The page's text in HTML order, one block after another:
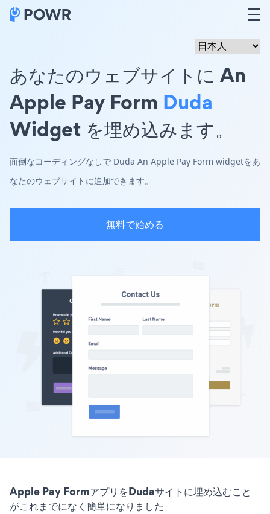
あなたのウェブサイトに An
Apple Pay Form Duda
Widget を埋め込みます。
面倒なコーディングなしで Duda An Apple Pay Form widgetをあ
なたのウェブサイトに追加できます。
無料で始める
Apple Pay FormアプリをDudaサイトに埋め込むこと
がこれまでになく簡単になりました